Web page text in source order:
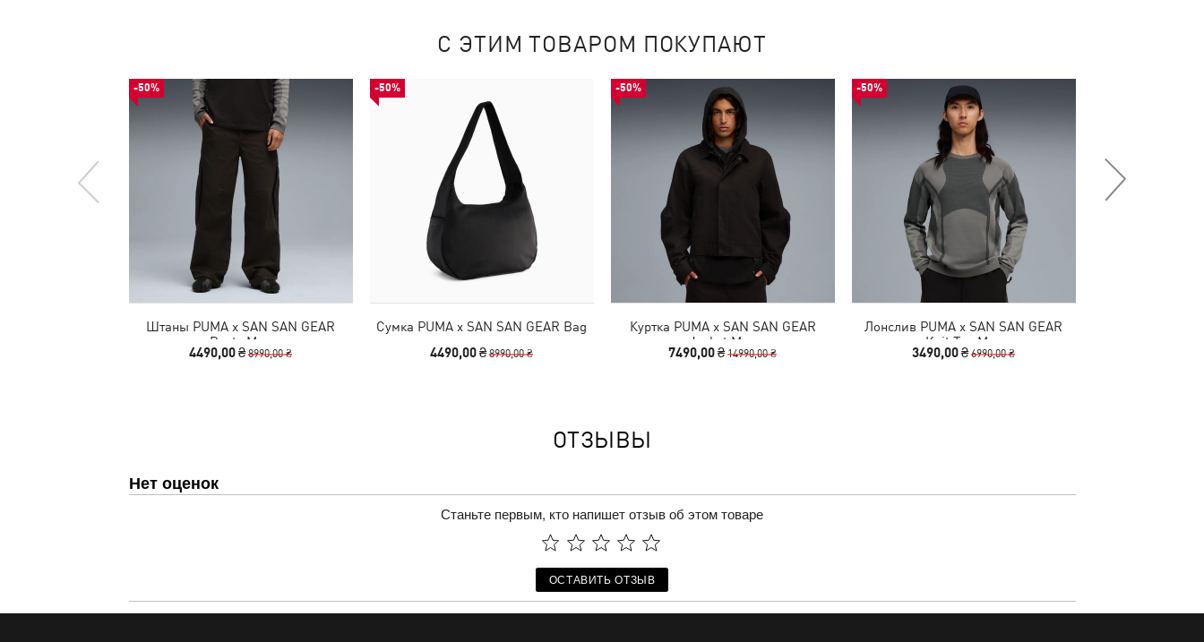
С ЭТИМ ТОВАРОМ ПОКУПАЮТ
-50%
Штаны PUMA x SAN SAN GEAR
Pants Men
4490,00 ₴8990,00 ₴
-50%
Сумка PUMA x SAN SAN GEAR Bag
4490,00 ₴8990,00 ₴
-50%
Куртка PUMA x SAN SAN GEAR
Jacket Men
7490,00 ₴14990,00 ₴
-50%
Лонслив PUMA x SAN SAN GEAR
Knit Top Men
3490,00 ₴6990,00 ₴
ОТЗЫВЫ
Нет оценок
Станьте первым, кто напишет отзыв об этом товаре
ОСТАВИТЬ ОТЗЫВ